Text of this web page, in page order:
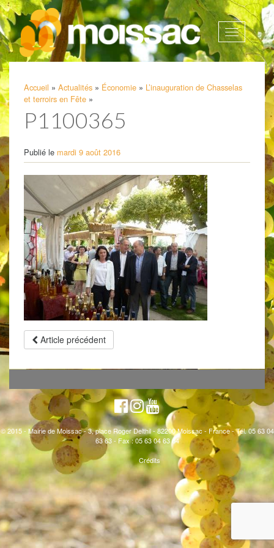
Afficher
la
Accueil » Actualités » Économie » L’inauguration de Chasselas
et terroirs en Fête »
P1100365
Publié le mardi 9 août 2016
Article précédent
© 2015 - Mairie de Moissac - 3, place Roger Delthil - 82200 Moissac - France - Tél. 05 63 04
63 63 - Fax : 05 63 04 63 64
Crédits